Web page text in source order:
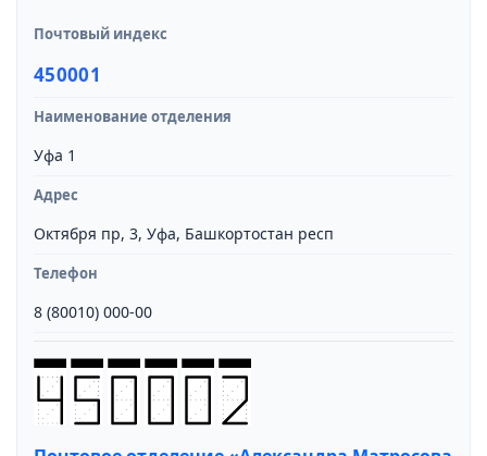
Почтовый индекс
450001
Наименование отделения
Уфа 1
Адрес
Октября пр, 3, Уфа, Башкортостан респ
Телефон
8 (80010) 000-00